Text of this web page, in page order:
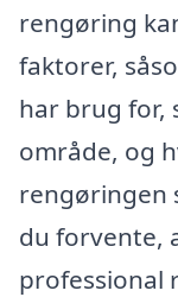
rengøring
faktorer,
har brug for,
område, og
rengøringen
du forvente,
professional